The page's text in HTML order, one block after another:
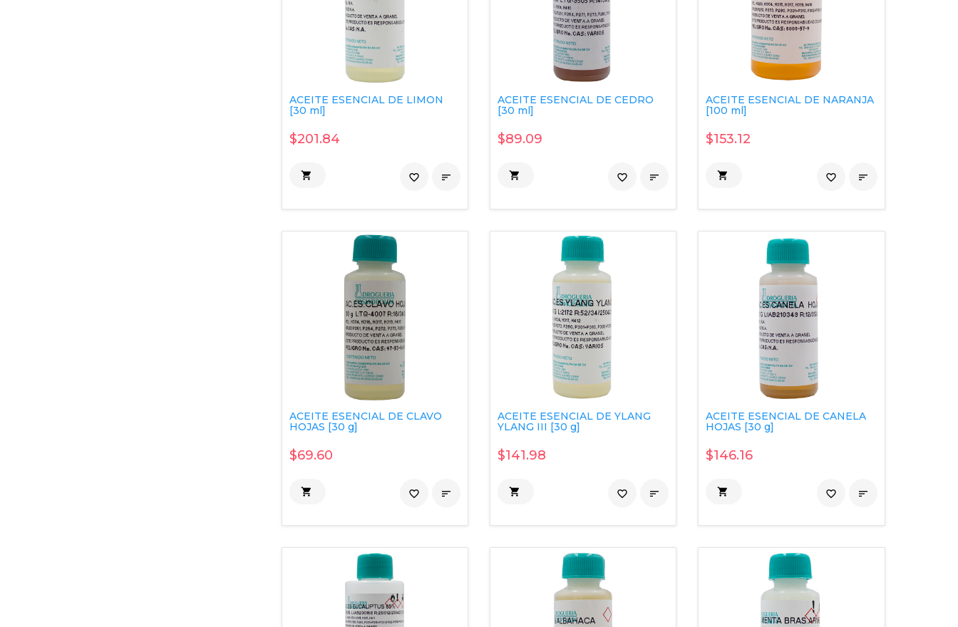
ACEITE ESENCIAL DE LIMON
[30 ml]
$201.84
 
favorite_border
ACEITE ESENCIAL DE CEDRO
[30 ml]
$89.09
 
favorite_border
ACEITE ESENCIAL DE NARANJA
[100 ml]
$153.12
 
favorite_border
ACEITE ESENCIAL DE CLAVO
HOJAS [30 g]
$69.60
 
favorite_border
ACEITE ESENCIAL DE YLANG
YLANG III [30 g]
$141.98
 
favorite_border
ACEITE ESENCIAL DE CANELA
HOJAS [30 g]
$146.16
 
favorite_border